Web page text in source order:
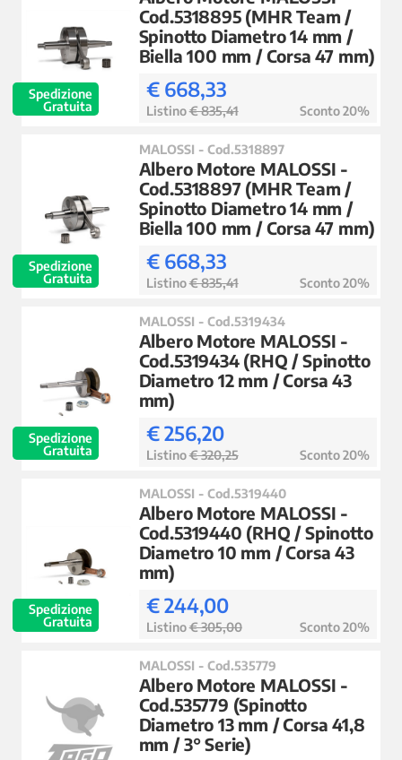
Spedizione
Gratuita
Cod.5318895 (MHR Team /
Spinotto Diametro 14 mm /
Biella 100 mm / Corsa 47 mm)
€ 668,33
Listino€ 835,41 Sconto 20%
Spedizione
Gratuita
MALOSSI - Cod.5318897
Albero Motore MALOSSI -
Cod.5318897 (MHR Team /
Spinotto Diametro 14 mm /
Biella 100 mm / Corsa 47 mm)
€ 668,33
Listino€ 835,41 Sconto 20%
Spedizione
Gratuita
MALOSSI - Cod.5319434
Albero Motore MALOSSI -
Cod.5319434 (RHQ / Spinotto
Diametro 12 mm / Corsa 43
mm)
€ 256,20
Listino€ 320,25 Sconto 20%
Spedizione
Gratuita
MALOSSI - Cod.5319440
Albero Motore MALOSSI -
Cod.5319440 (RHQ / Spinotto
Diametro 10 mm / Corsa 43
mm)
€ 244,00
Listino€ 305,00 Sconto 20%
MALOSSI - Cod.535779
Albero Motore MALOSSI -
Cod.535779 (Spinotto
Diametro 13 mm / Corsa 41,8
mm / 3° Serie)